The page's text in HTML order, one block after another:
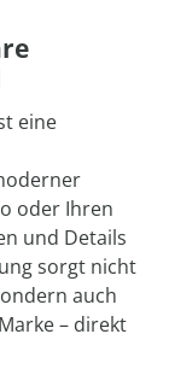
eine
oder Ihren
und Details
sorgt nicht
auch
– direkt